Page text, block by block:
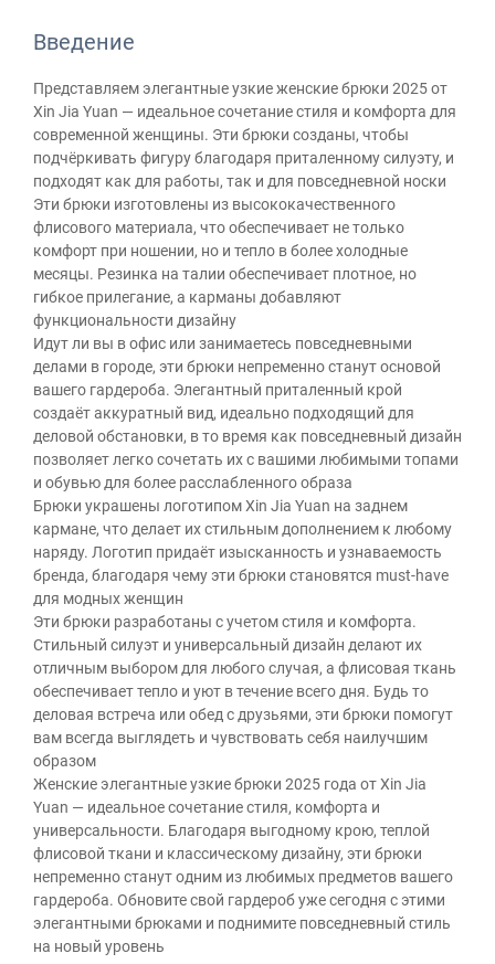
Введение
Представляем элегантные узкие женские брюки 2025 от
Xin Jia Yuan — идеальное сочетание стиля и комфорта для
современной женщины. Эти брюки созданы, чтобы
подчёркивать фигуру благодаря приталенному силуэту, и
подходят как для работы, так и для повседневной носки
Эти брюки изготовлены из высококачественного
флисового материала, что обеспечивает не только
комфорт при ношении, но и тепло в более холодные
месяцы. Резинка на талии обеспечивает плотное, но
гибкое прилегание, а карманы добавляют
функциональности дизайну
Идут ли вы в офис или занимаетесь повседневными
делами в городе, эти брюки непременно станут основой
вашего гардероба. Элегантный приталенный крой
создаёт аккуратный вид, идеально подходящий для
деловой обстановки, в то время как повседневный дизайн
позволяет легко сочетать их с вашими любимыми топами
и обувью для более расслабленного образа
Брюки украшены логотипом Xin Jia Yuan на заднем
кармане, что делает их стильным дополнением к любому
наряду. Логотип придаёт изысканность и узнаваемость
бренда, благодаря чему эти брюки становятся must-have
для модных женщин
Эти брюки разработаны с учетом стиля и комфорта.
Стильный силуэт и универсальный дизайн делают их
отличным выбором для любого случая, а флисовая ткань
обеспечивает тепло и уют в течение всего дня. Будь то
деловая встреча или обед с друзьями, эти брюки помогут
вам всегда выглядеть и чувствовать себя наилучшим
образом
Женские элегантные узкие брюки 2025 года от Xin Jia
Yuan — идеальное сочетание стиля, комфорта и
универсальности. Благодаря выгодному крою, теплой
флисовой ткани и классическому дизайну, эти брюки
непременно станут одним из любимых предметов вашего
гардероба. Обновите свой гардероб уже сегодня с этими
элегантными брюками и поднимите повседневный стиль
на новый уровень